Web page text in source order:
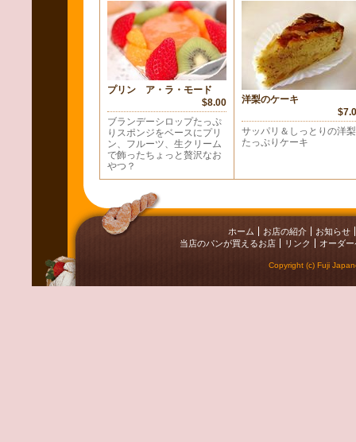
プリン ア・ラ・モード
$8.00
ブランデーシロップたっぷ
りスポンジをベースにプリ
ン、フルーツ、生クリーム
で飾ったちょっと贅沢なお
やつ？
洋梨のケーキ
サッパリ＆しっとりの洋梨
たっぷりケーキ
ホーム お店の紹介
お知らせ
当店のパンが買えるお店
リンク オーダ
Copyright (c) Fuji